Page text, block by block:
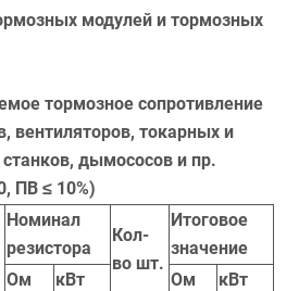
модулей и тормозных
тормозное сопротивление
вентиляторов, токарных и
дымососов и пр.
ПВ ≤ 10%)
Номинал
резистора
Кол-
во шт.
Итоговое
значение
Ом
кВт Ом
кВт